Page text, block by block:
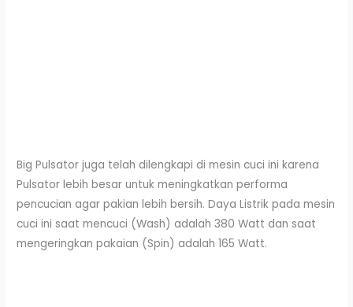
Big Pulsator juga telah dilengkapi di mesin cuci ini karena
Pulsator lebih besar untuk meningkatkan performa
pencucian agar pakian lebih bersih. Daya Listrik pada mesin
cuci ini saat mencuci (Wash) adalah 380 Watt dan saat
mengeringkan pakaian (Spin) adalah 165 Watt.